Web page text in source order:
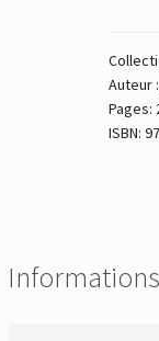
la
-
Auteur :
Pages:
ISBN: